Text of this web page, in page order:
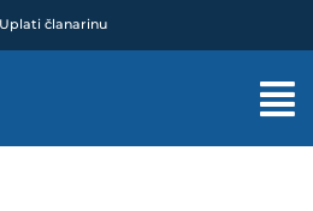
Uplati članarinu